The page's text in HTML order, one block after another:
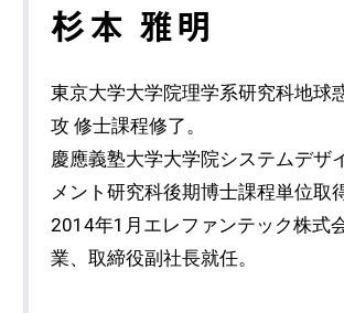
杉本 雅明
東京大学大学院理学系研究科地球
攻 修士課程修了。
慶應義塾大学大学院システムデザ
メント研究科後期博士課程単位取
2014年1月エレファンテック株式
業、取締役副社長就任。